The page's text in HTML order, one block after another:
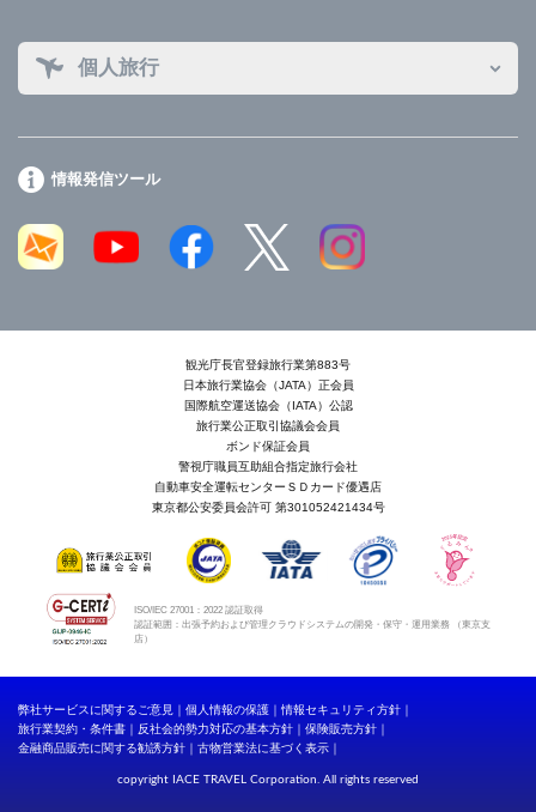
個人旅行
情報発信ツール
観光庁長官登録旅行業第883号
日本旅行業協会（JATA）正会員
国際航空運送協会（IATA）公認
旅行業公正取引協議会会員
ボンド保証会員
警視庁職員互助組合指定旅行会社
自動車安全運転センターＳＤカード優遇店
東京都公安委員会許可 第301052421434号
ISO/IEC 27001：2022 認証取得
認証範囲：出張予約および管理クラウドシステムの開発・保守・運用業務 （東京支
店）
弊社サービスに関するご意見 個人情報の保護
情報セキュリティ方針
旅行業契約・条件書
反社会的勢力対応の基本方針
保険販売方針
金融商品販売に関する勧誘方針
古物営業法に基づく表示
copyright IACE TRAVEL Corporation. All rights reserved